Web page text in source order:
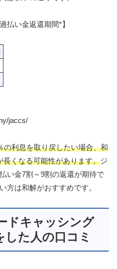
払い金返還期間*】
jaccs/
の利息を取り戻したい場合、和
くなる可能性があります。ジ
い金7割～9割の返還が期待で
方は和解がおすすめです。
ドキャッシング
した人の口コミ